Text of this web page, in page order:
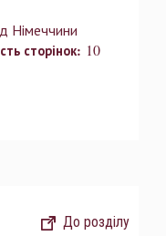
Німеччини
сторінок: 10
До розділу